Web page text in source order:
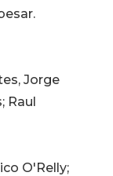
Jorge
Raul
O'Relly;